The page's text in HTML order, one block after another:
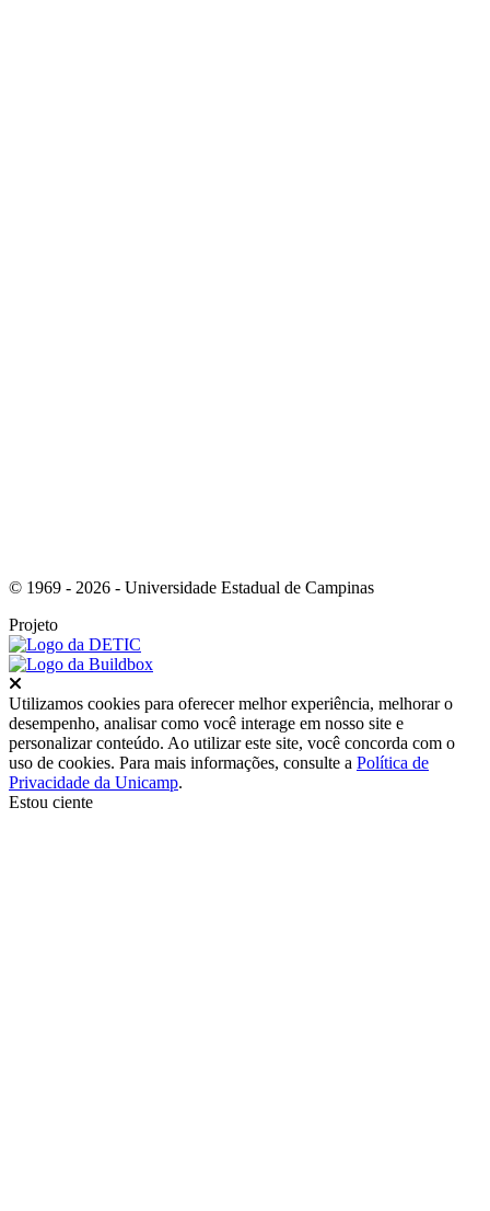
© 1969 - 2026 - Universidade Estadual de Campinas
Projeto
Utilizamos cookies para oferecer melhor experiência, melhorar o
desempenho, analisar como você interage em nosso site e
personalizar conteúdo. Ao utilizar este site, você concorda com o
uso de cookies. Para mais informações, consulte a Política de
Privacidade da Unicamp.
Estou ciente